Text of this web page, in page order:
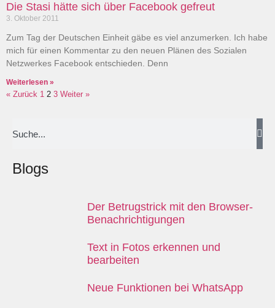
Die Stasi hätte sich über Facebook gefreut
3. Oktober 2011
Zum Tag der Deutschen Einheit gäbe es viel anzumerken. Ich habe
mich für einen Kommentar zu den neuen Plänen des Sozialen
Netzwerkes Facebook entschieden. Denn
Weiterlesen »
« Zurück 1 2 3 Weiter »
Blogs
Der Betrugstrick mit den Browser-
Benachrichtigungen
Text in Fotos erkennen und
bearbeiten
Neue Funktionen bei WhatsApp